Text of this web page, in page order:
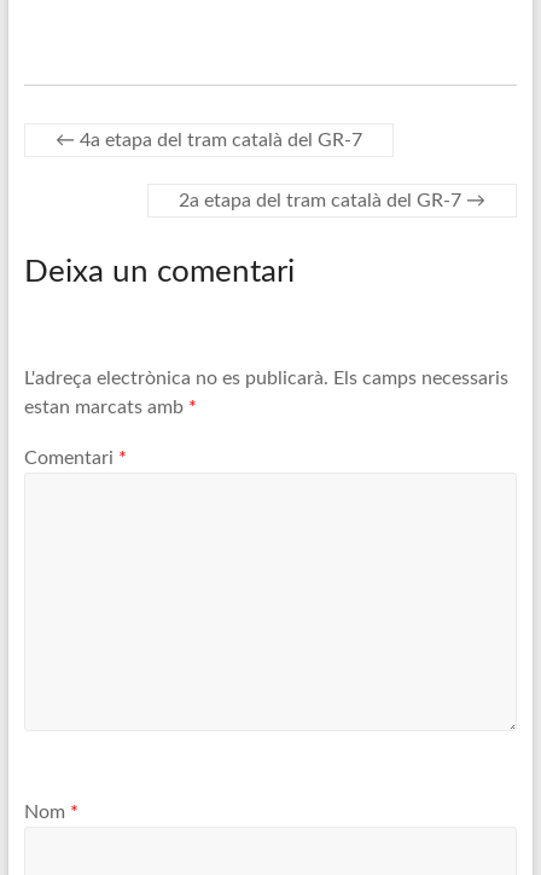
← 4a etapa del tram català del GR-7
2a etapa del tram català del GR-7 →
Deixa un comentari
L'adreça electrònica no es publicarà. Els camps necessaris
estan marcats amb *
Comentari *
Nom *